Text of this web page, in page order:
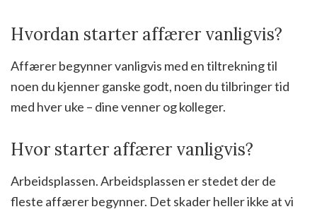
Hvordan starter affærer vanligvis?
Affærer begynner vanligvis med en tiltrekning til
noen du kjenner ganske godt, noen du tilbringer tid
med hver uke – dine venner og kolleger.
Hvor starter affærer vanligvis?
Arbeidsplassen. Arbeidsplassen er stedet der de
fleste affærer begynner. Det skader heller ikke at vi